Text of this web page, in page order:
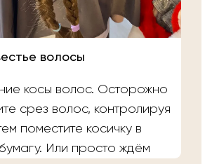
волосы
косы волос. Осторожно
срез волос, контролируя
поместите косичку в
Или просто ждём